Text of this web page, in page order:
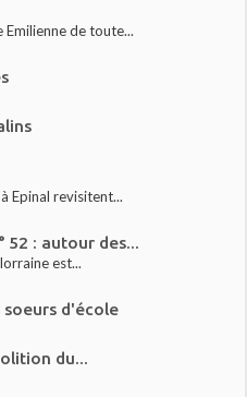
Emilienne de toute...
Epinal revisitent...
52 : autour des...
est...
soeurs d'école
du...